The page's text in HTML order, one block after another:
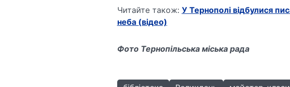
Читайте також: У Тернополі відбулися
неба (відео)
Фото Тернопільська міська рада